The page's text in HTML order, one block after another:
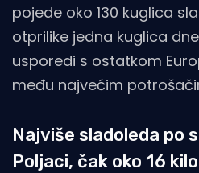
pojede oko 130 kuglica
otprilike jedna kuglica
usporedi s ostatkom
među najvećim
Najviše sladoleda po
Poljaci, čak oko 16